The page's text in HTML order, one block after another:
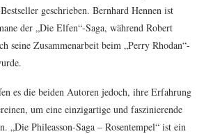
geschrieben. Bernhard Hennen ist
der „Die Elfen“-Saga, während Robert
seine Zusammenarbeit beim „Perry Rhodan“-
es die beiden Autoren jedoch, ihre Erfahrung
um eine einzigartige und faszinierende
„Die Phileasson-Saga – Rosentempel“ ist ein